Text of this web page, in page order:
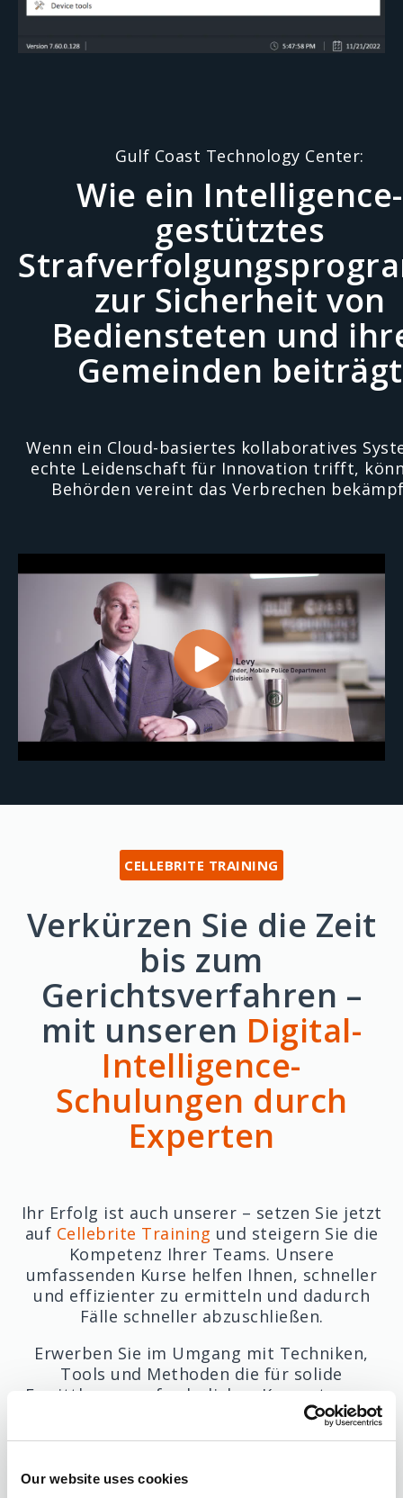
Our website uses cookies
Gulf Coast Technology Center:
Wie ein Intelligence-
gestütztes
zur Sicherheit von
Bediensteten und
Gemeinden beiträgt
Wenn ein Cloud-basiertes kollaboratives
echte Leidenschaft für Innovation trifft,
Behörden vereint das Verbrechen
CELLEBRITE TRAINING
Verkürzen Sie die Zeit
bis zum
Gerichtsverfahren –
mit unseren Digital-
Intelligence-
Schulungen durch
Experten
Ihr Erfolg ist auch unserer – setzen Sie jetzt
auf Cellebrite Training und steigern Sie die
Kompetenz Ihrer Teams. Unsere
umfassenden Kurse helfen Ihnen, schneller
und effizienter zu ermitteln und dadurch
Fälle schneller abzuschließen.
Erwerben Sie im Umgang mit Techniken,
Tools und Methoden die für solide
Ermittlungen erforderlichen Kompetenzen.
Ihr Erfolg steht bei uns im Mittelpunkt. Wir
leiten Sie darin an, bei digitalen
angesehener zu werden.